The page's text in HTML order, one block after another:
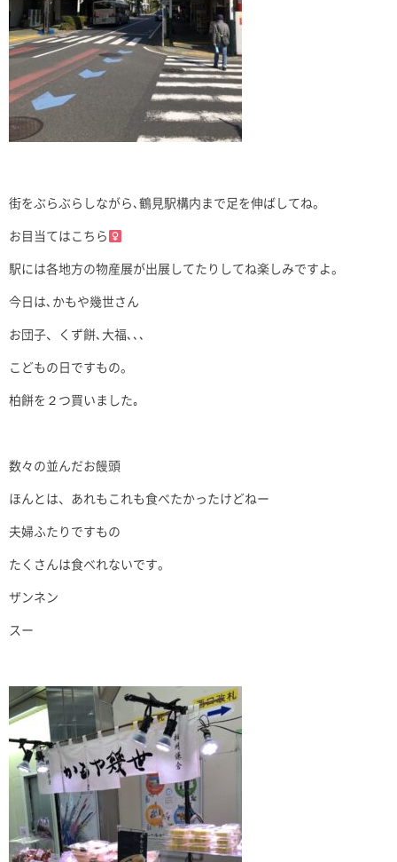
街をぶらぶらしながら､鶴見駅構内まで足を伸ばしてね。
お目当てはこちら‍
駅には各地方の物産展が出展してたりしてね楽しみですよ。
今日は､かもや幾世さん
お団子、くず餅､大福､､､
こどもの日ですもの。
柏餅を２つ買いました｡
数々の並んだお饅頭
ほんとは、あれもこれも食べたかったけどねー
夫婦ふたりですもの
たくさんは食べれないです。
ザンネン
スー